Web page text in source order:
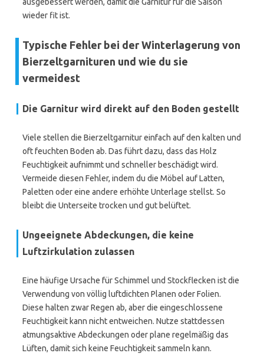
wieder fit ist.
Typische Fehler bei der Winterlagerung von
Bierzeltgarnituren und wie du sie
vermeidest
Die Garnitur wird direkt auf den Boden gestellt
Viele stellen die Bierzeltgarnitur einfach auf den kalten und
oft feuchten Boden ab. Das führt dazu, dass das Holz
Feuchtigkeit aufnimmt und schneller beschädigt wird.
Vermeide diesen Fehler, indem du die Möbel auf Latten,
Paletten oder eine andere erhöhte Unterlage stellst. So
bleibt die Unterseite trocken und gut belüftet.
Ungeeignete Abdeckungen, die keine
Luftzirkulation zulassen
Eine häufige Ursache für Schimmel und Stockflecken ist die
Verwendung von völlig luftdichten Planen oder Folien.
Diese halten zwar Regen ab, aber die eingeschlossene
Feuchtigkeit kann nicht entweichen. Nutze stattdessen
atmungsaktive Abdeckungen oder plane regelmäßig das
Lüften, damit sich keine Feuchtigkeit sammeln kann.